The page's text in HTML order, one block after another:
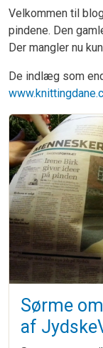
Velkommen til
pindene. Den
Der mangler nu
De indlæg som
Sørme
af